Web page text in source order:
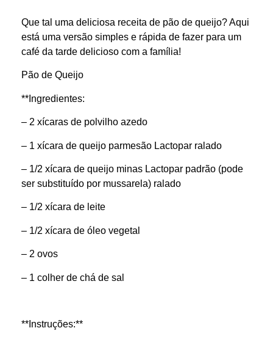
Que tal uma deliciosa receita de pão de queijo? Aqui
está uma versão simples e rápida de fazer para um
café da tarde delicioso com a família!
Pão de Queijo
**Ingredientes:
– 2 xícaras de polvilho azedo
– 1 xícara de queijo parmesão Lactopar ralado
– 1/2 xícara de queijo minas Lactopar padrão (pode
ser substituído por mussarela) ralado
– 1/2 xícara de leite
– 1/2 xícara de óleo vegetal
– 2 ovos
– 1 colher de chá de sal
**Instruções:**